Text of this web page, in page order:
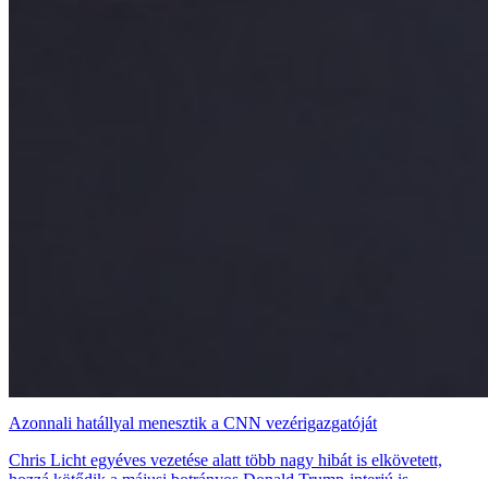
Azonnali hatállyal menesztik a CNN vezérigazgatóját
Chris Licht egyéves vezetése alatt több nagy hibát is elkövetett,